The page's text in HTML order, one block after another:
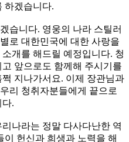
하겠습니다.
습니다. 영웅의 나라 스틸러
로 대한민국에 대한 사랑을
개를 해드릴 예정입니다. 청
앞으로도 함께해 주시기를
지나가서요. 이제 장관님과
리 청취자분들에게 끝으로
다.
나라는 정말 다사다난한 역
헌신과 희생과 노력을 해